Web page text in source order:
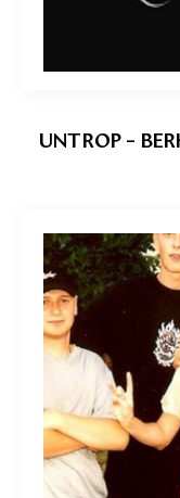
UNTROP –